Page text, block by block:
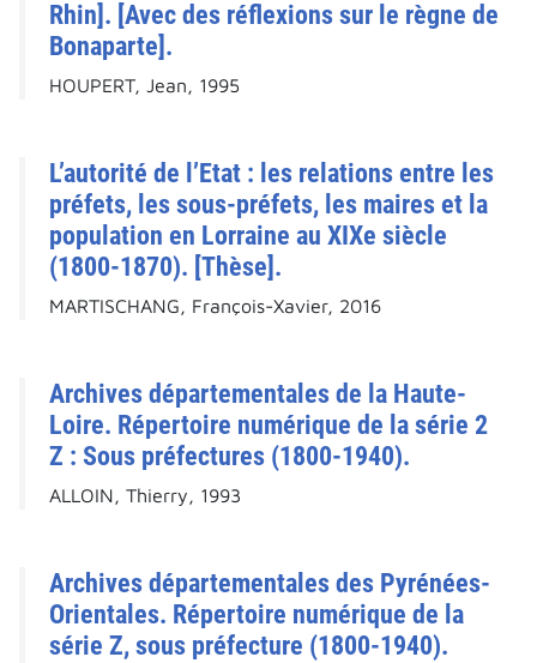
Rhin]. [Avec des réflexions sur le règne de
Bonaparte].
HOUPERT, Jean, 1995
L’autorité de l’Etat : les relations entre les
préfets, les sous-préfets, les maires et la
population en Lorraine au XIXe siècle
(1800-1870). [Thèse].
MARTISCHANG, François-Xavier, 2016
Archives départementales de la Haute-
Loire. Répertoire numérique de la série 2
Z : Sous préfectures (1800-1940).
ALLOIN, Thierry, 1993
Archives départementales des Pyrénées-
Orientales. Répertoire numérique de la
série Z, sous préfecture (1800-1940).